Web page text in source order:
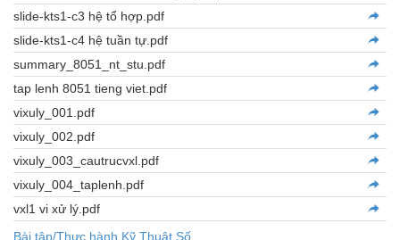
slide-kts1-c3 hệ tổ hợp.pdf
slide-kts1-c4 hệ tuần tự.pdf
summary_8051_nt_stu.pdf
tap lenh 8051 tieng viet.pdf
vixuly_001.pdf
vixuly_002.pdf
vixuly_003_cautrucvxl.pdf
vixuly_004_taplenh.pdf
vxl1 vi xử lý.pdf
Bài tập/Thực hành Kỹ Thuật Số